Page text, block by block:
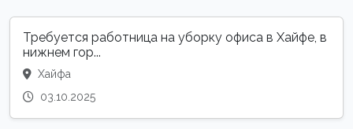
Требуется работница на уборку офиса в Хайфе, в
нижнем гор...
Хайфа
03.10.2025